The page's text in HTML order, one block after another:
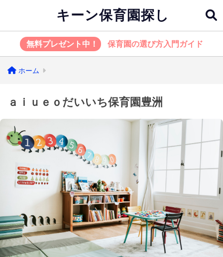
キーン保育園探し
無料プレゼント中！ 保育園の選び方入門ガイド
ホーム
ａｉｕｅｏだいいち保育園豊洲